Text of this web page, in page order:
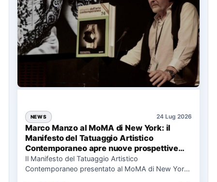
NEWS 24 Lug 2026
Marco Manzo al MoMA di New York: il
Manifesto del Tatuaggio Artistico
Contemporaneo apre nuove prospettive
per il collezionismo
Il Manifesto del Tatuaggio Artistico
Contemporaneo presentato al MoMA di New York